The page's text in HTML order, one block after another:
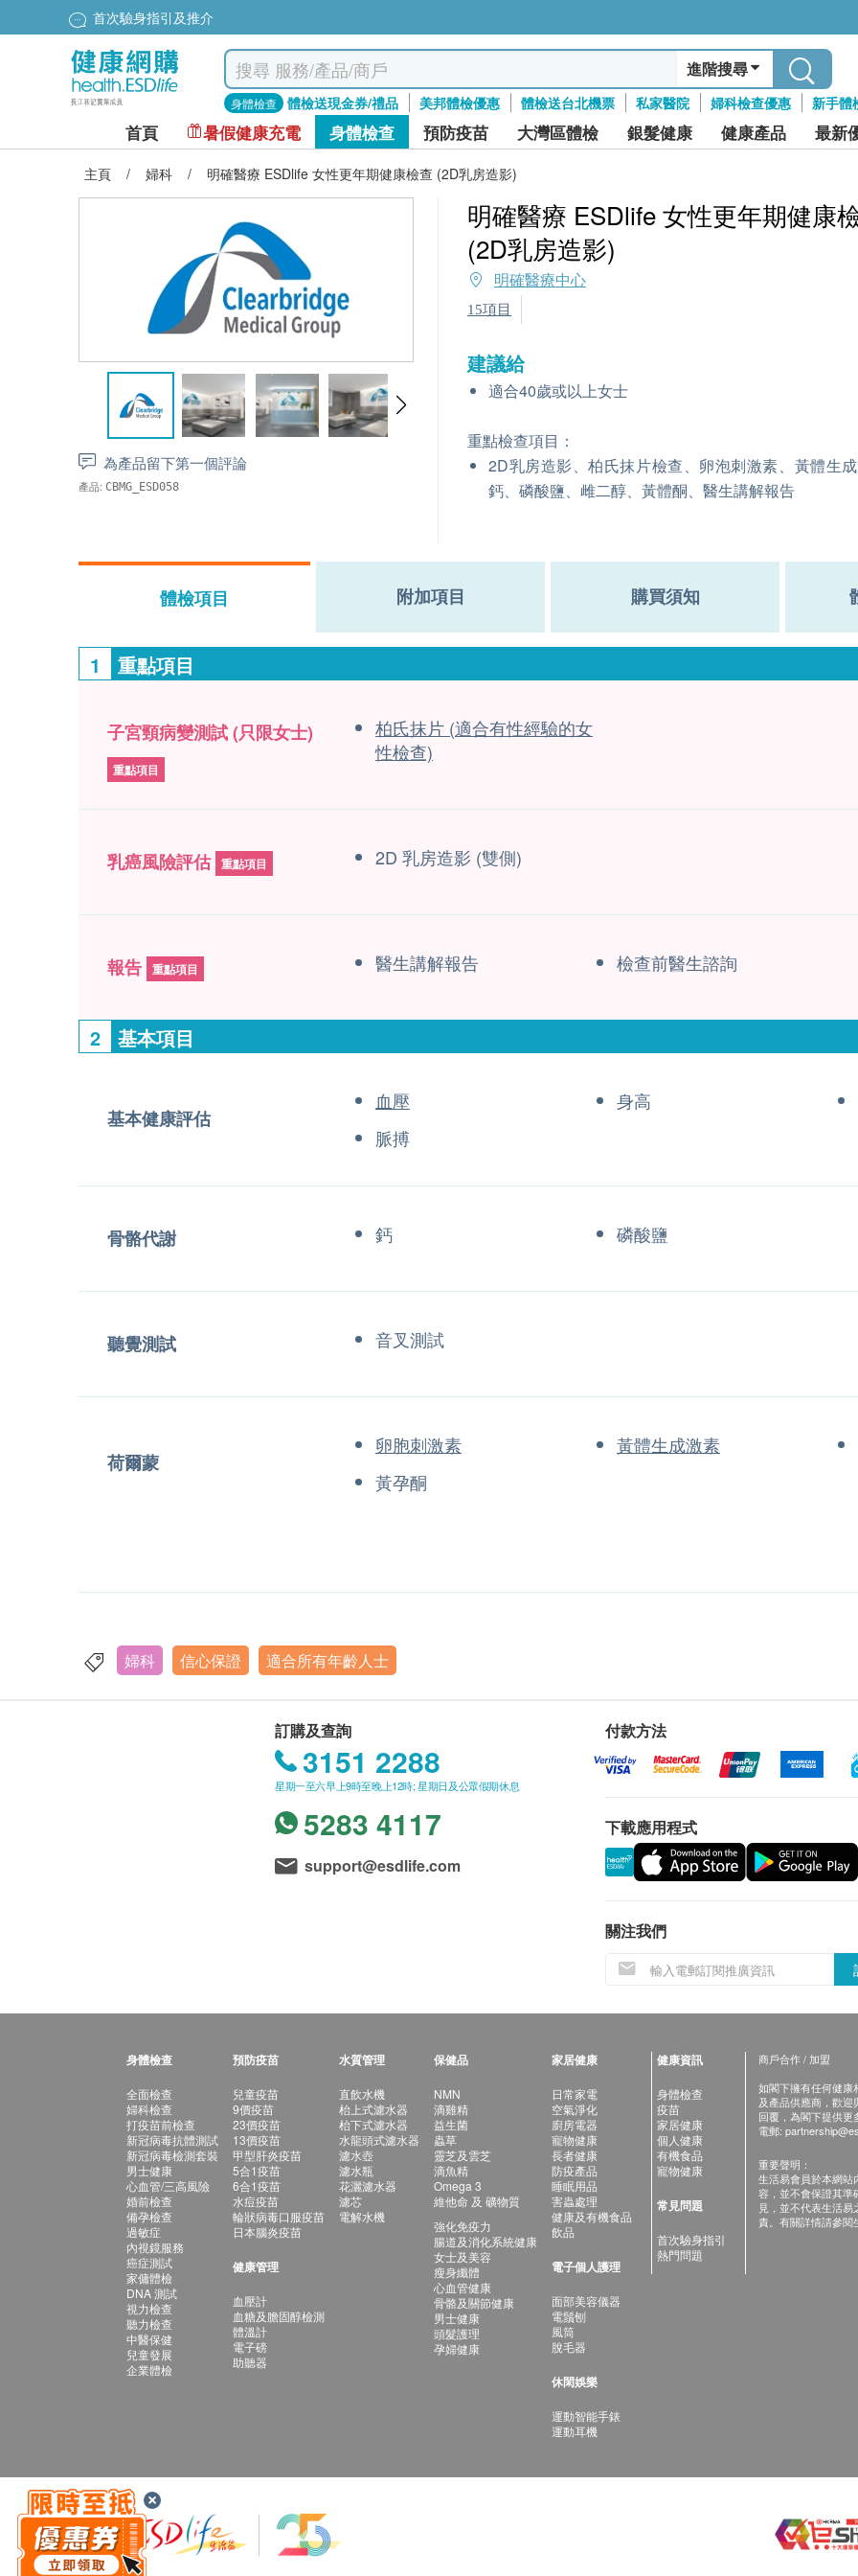
首次驗身指引及推介
進階搜尋
身體檢查 體檢送現金券/禮品 美邦體檢優惠 體檢送台北機票 私家醫院 婦科檢查優惠 新手體
首頁 暑假健康充電 身體檢查 預防疫苗 大灣區體檢 銀髮健康 健康產品 最新
主頁 / 婦科 / 明確醫療 ESDlife 女性更年期健康檢查 (2D乳房造影)
為產品留下第一個評論
產品: CBMG_ESD058
明確醫療 ESDlife 女性更年期健康
(2D乳房造影)
明確醫療中心
15項目
建議給
適合40歲或以上女士
重點檢查項目：
2D乳房造影、柏氏抹片檢查、卵泡刺激素、黃體生
鈣、磷酸鹽、雌二醇、黃體酮、醫生講解報告
體檢項目 附加項目 購買須知
1 重點項目
子宮頸病變測試 (只限女士)
重點項目
柏氏抹片 (適合有性經驗的女
性檢查)
乳癌風險評估 重點項目 2D 乳房造影 (雙側)
報告 重點項目 醫生講解報告 檢查前醫生諮詢
2 基本項目
基本健康評估
血壓
身高
脈搏
骨骼代謝 鈣 磷酸鹽
聽覺測試 音叉測試
荷爾蒙
卵胞刺激素
黃體生成激素
黃孕酮
婦科 信心保證 適合所有年齡人士
訂購及查詢
3151 2288
星期一至六早上9時至晚上12時; 星期日及公眾假期休息
5283 4117
support@esdlife.com
付款方法
下載應用程式
關注我們
身體檢查
全面檢查
婦科檢查
打疫苗前檢查
新冠病毒抗體測試
新冠病毒檢測套裝
男士健康
心血管/三高風險
婚前檢查
備孕檢查
過敏症
內視鏡服務
癌症測試
家傭體檢
DNA 測試
視力檢查
聽力檢查
中醫保健
兒童發展
企業體檢
預防疫苗
兒童疫苗
9價疫苗
23價疫苗
13價疫苗
甲型肝炎疫苗
5合1疫苗
6合1疫苗
水痘疫苗
輪狀病毒口服疫苗
日本腦炎疫苗
健康管理
血壓計
血糖及膽固醇檢測
體溫計
電子磅
助聽器
水質管理
直飲水機
枱上式濾水器
枱下式濾水器
水龍頭式濾水器
濾水壺
濾水瓶
花灑濾水器
濾芯
電解水機
保健品
NMN
滴雞精
益生菌
蟲草
靈芝及雲芝
滴魚精
Omega 3
維他命 及 礦物質
強化免疫力
腸道及消化系統健康
女士及美容
瘦身纖體
心血管健康
骨骼及關節健康
男士健康
頭髮護理
孕婦健康
家居健康
日常家電
空氣淨化
廚房電器
寵物健康
長者健康
防疫產品
睡眠用品
害蟲處理
健康及有機食品
飲品
電子個人護理
面部美容儀器
電鬚刨
風筒
脫毛器
休閑娛樂
運動智能手錶
運動耳機
健康資訊
身體檢查
疫苗
家居健康
個人健康
有機食品
寵物健康
常見問題
首次驗身指引
熱門問題
商戶合作 / 加盟
如閣下擁有任何健康
及產品供應商，歡迎
回覆，為閣下提供更
電郵:
重要聲明：
生活易會員於本網站
容，並不會保證其準
見，並不代表生活
責。有關詳情請參閱